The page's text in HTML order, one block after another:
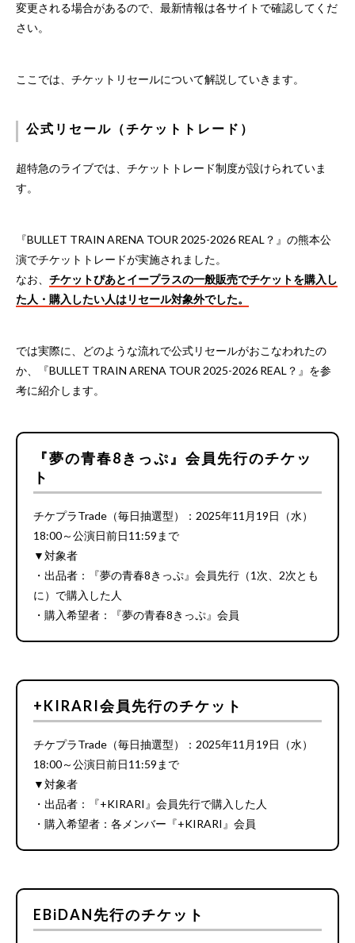
変更される場合があるので、最新情報は各サイトで確認してくだ
さい。
ここでは、チケットリセールについて解説していきます。
公式リセール（チケットトレード）
超特急のライブでは、チケットトレード制度が設けられていま
す。
『BULLET TRAIN ARENA TOUR 2025-2026 REAL？』の熊本公
演でチケットトレードが実施されました。
なお、 チケットぴあとイープラスの一般販売でチケットを購入し
た人・購入したい人はリセール対象外でした。
では実際に、どのような流れで公式リセールがおこなわれたの
か、『BULLET TRAIN ARENA TOUR 2025-2026 REAL？』を参
考に紹介します。
『夢の青春8きっぷ』会員先行のチケッ
ト
チケプラTrade（毎日抽選型）：2025年11月19日（水）
18:00～公演日前日11:59まで
▼対象者
・出品者：『夢の青春8きっぷ』会員先行（1次、2次とも
に）で購入した人
・購入希望者：『夢の青春8きっぷ』会員
+KIRARI会員先行のチケット
チケプラTrade（毎日抽選型）：2025年11月19日（水）
18:00～公演日前日11:59まで
▼対象者
・出品者：『+KIRARI』会員先行で購入した人
・購入希望者：各メンバー『+KIRARI』会員
EBiDAN先行のチケット